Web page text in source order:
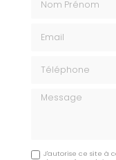
Message
J'autorise ce site à